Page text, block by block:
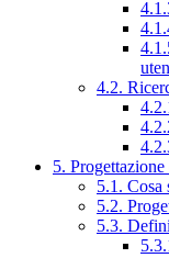
4.2.
5.
5.1. Cosa
5.2.
5.3.